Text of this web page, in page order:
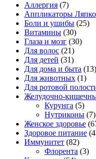
Аллергия (7)
Аппликаторы Ляпко
Боли и ушибы (25)
Витамины (30)
Глаза и мозг (30)
Для волос (21)
Для детей (31)
Для дома и быта (13)
Для животных (1)
Для ротовой
Желудочно-
Курунга (5)
Нутриконы (7)
Женское здоровье
Здоровое питание
Иммунитет (82)
Флорента (3)